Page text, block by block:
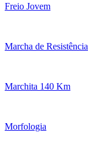
Freio Jovem
Marcha de Resistência
Marchita 140 Km
Morfologia